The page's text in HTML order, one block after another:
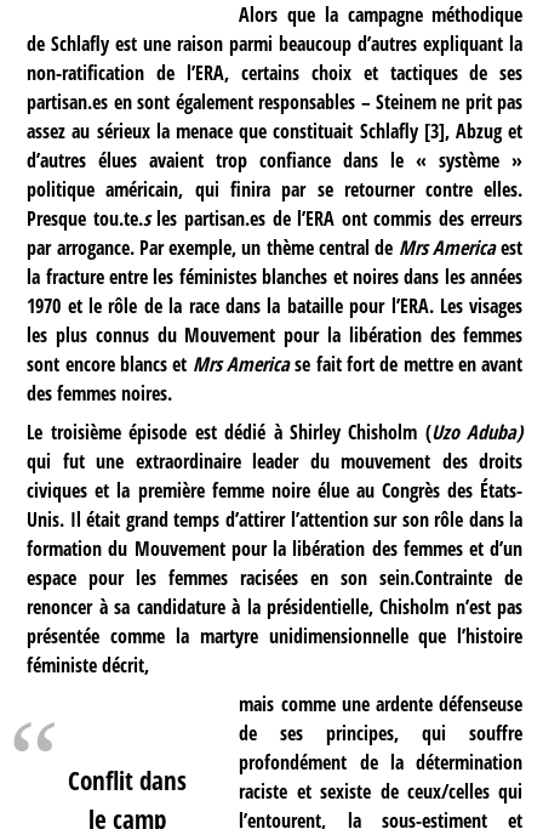
Alors que la campagne méthodique
de Schlafly est une raison parmi beaucoup d’autres expliquant la
non-ratification de l’ERA, certains choix et tactiques de ses
partisan.es en sont également responsables – Steinem ne prit pas
assez au sérieux la menace que constituait Schlafly[3], Abzug et
d’autres élues avaient trop confiance dans le « système »
politique américain, qui finira par se retourner contre elles.
Presque tou.te.sles partisan.es de l’ERA ont commis des erreurs
par arrogance. Par exemple, un thème central de Mrs Americaest
la fracture entre les féministes blanches et noires dans les années
1970 et le rôle de la race dans la bataille pour l’ERA. Les visages
les plus connus du Mouvement pour la libération des femmes
sont encore blancs et Mrs Americase fait fort de mettre en avant
des femmes noires.
Le troisième épisode est dédié à Shirley Chisholm (Uzo Aduba)
qui fut une extraordinaire leader du mouvement des droits
civiques et la première femme noire élue au Congrès des États-
Unis. Il était grand temps d’attirer l’attention sur son rôle dans la
formation du Mouvement pour la libération des femmes et d’un
espace pour les femmes racisées en son sein.Contrainte de
renoncer à sa candidature à la présidentielle, Chisholm n’est pas
présentée comme la martyre unidimensionnelle que l’histoire
féministe décrit,
Conflit dans
le camp
mais comme une ardente défenseuse
de ses principes, qui souffre
profondément de la détermination
raciste et sexiste de ceux/celles qui
l’entourent, la sous-estiment et